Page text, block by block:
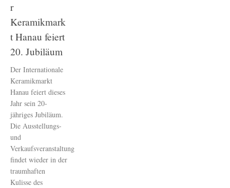
r
Keramikmark
t Hanau feiert
20. Jubiläum
Der Internationale
Keramikmarkt
Hanau feiert dieses
Jahr sein 20-
jähriges Jubiläum.
Die Ausstellungs-
und
Verkaufsveranstaltung
findet wieder in der
traumhaften
Kulisse des